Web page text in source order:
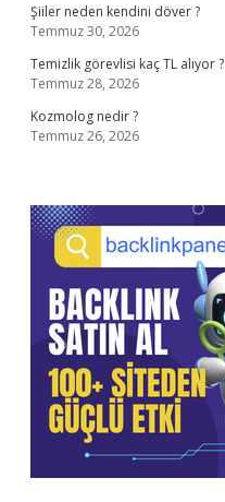
Şiiler neden kendini döver ?
Temmuz 30, 2026
Temizlik görevlisi kaç TL alıyor ?
Temmuz 28, 2026
Kozmolog nedir ?
Temmuz 26, 2026